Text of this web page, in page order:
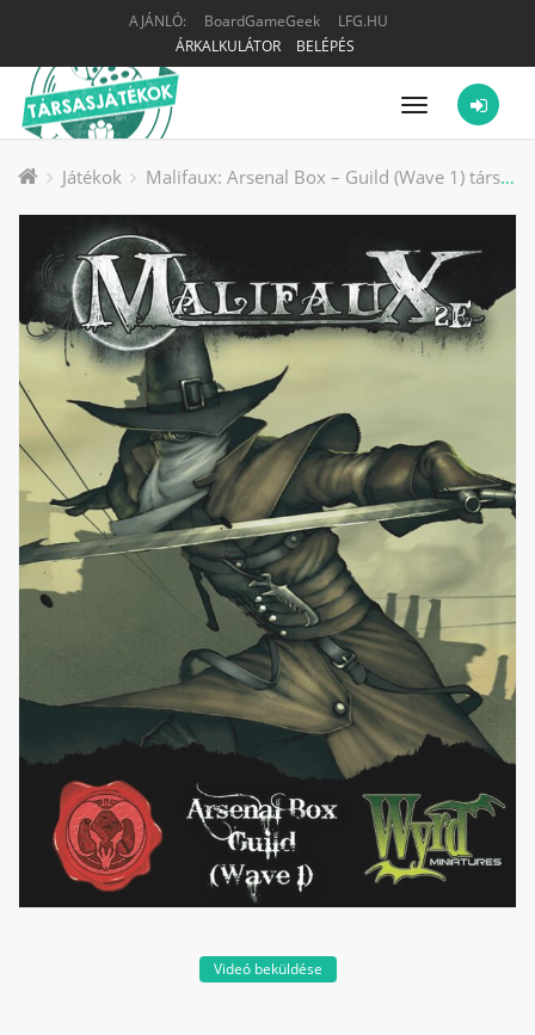
AJÁNLÓ: BoardGameGeek
LFG.HU
ÁRKALKULÁTOR
BELÉPÉS
Menü
Játékok Malifaux: Arsenal Box – Guild (Wave 1) társasjáték kiegészítő
Videó beküldése